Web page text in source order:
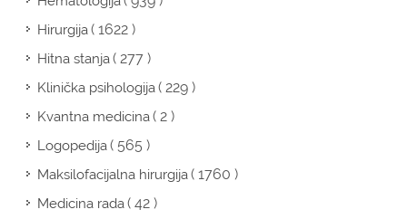
Hirurgija( 1622 )
Hitna stanja( 277 )
Klinička psihologija( 229 )
Kvantna medicina( 2 )
Logopedija( 565 )
Maksilofacijalna hirurgija( 1760 )
Medicina rada( 42 )